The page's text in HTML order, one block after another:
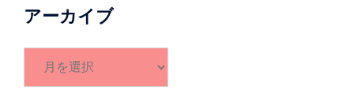
アーカイブ